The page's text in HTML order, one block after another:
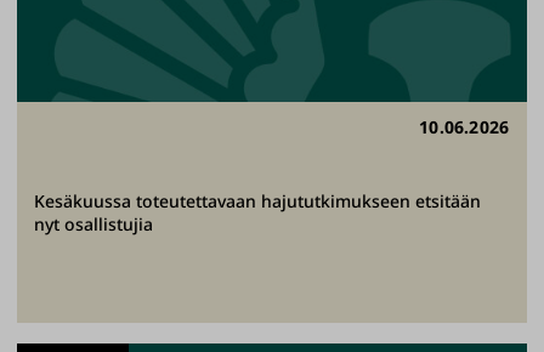
10.06.2026
Kesäkuussa toteutettavaan hajututkimukseen etsitään
nyt osallistujia